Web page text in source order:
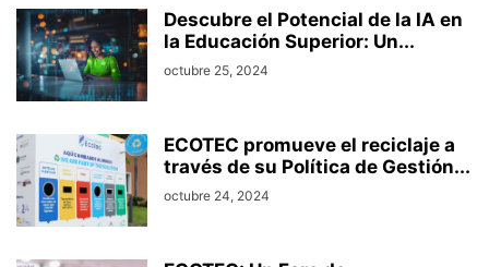
Descubre el Potencial de la IA en
la Educación Superior: Un...
octubre 25, 2024
ECOTEC promueve el reciclaje a
través de su Política de Gestión...
octubre 24, 2024